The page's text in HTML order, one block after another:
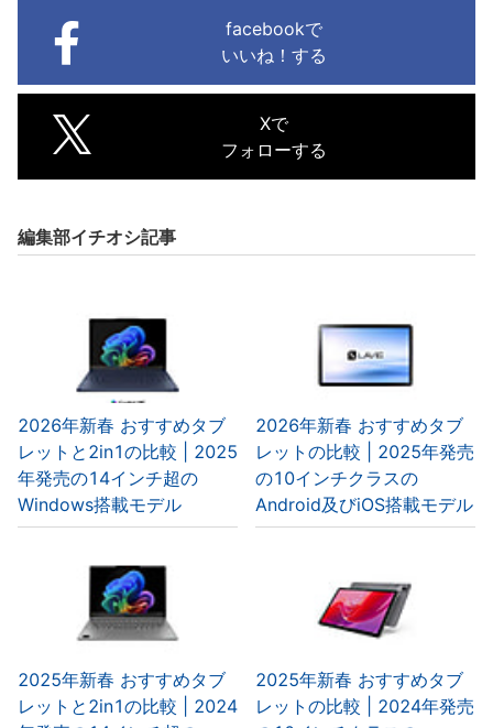
facebookで
いいね！する
Xで
フォローする
編集部イチオシ記事
2026年新春 おすすめタブ
レットと2in1の比較 | 2025
年発売の14インチ超の
Windows搭載モデル
2026年新春 おすすめタブ
レットの比較 | 2025年発売
の10インチクラスの
Android及びiOS搭載モデル
2025年新春 おすすめタブ
レットと2in1の比較 | 2024
2025年新春 おすすめタブ
レットの比較 | 2024年発売